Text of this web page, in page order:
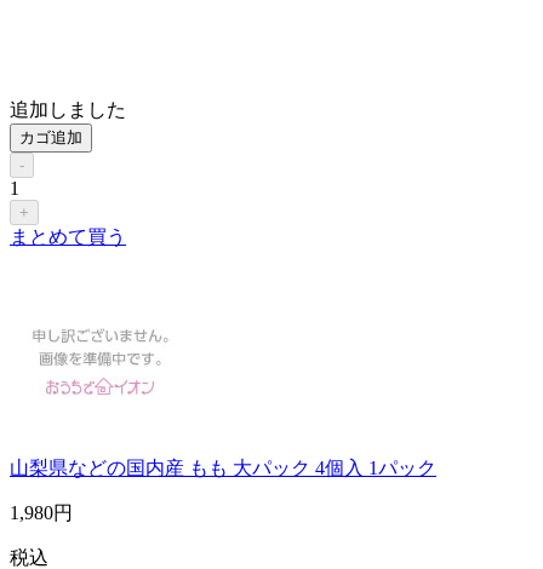
追加しました
カゴ追加
-
1
+
まとめて買う
山梨県などの国内産 もも 大パック 4個入 1パック
1,980円
税込